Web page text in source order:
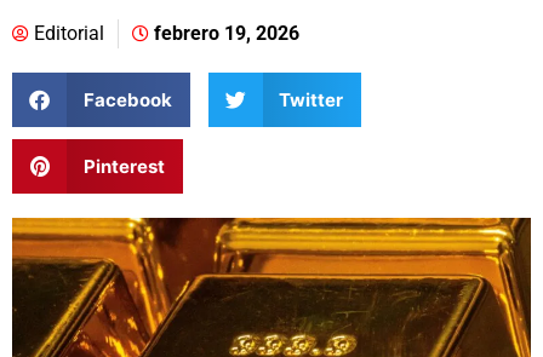
Editorial febrero 19, 2026
Facebook Twitter
Pinterest